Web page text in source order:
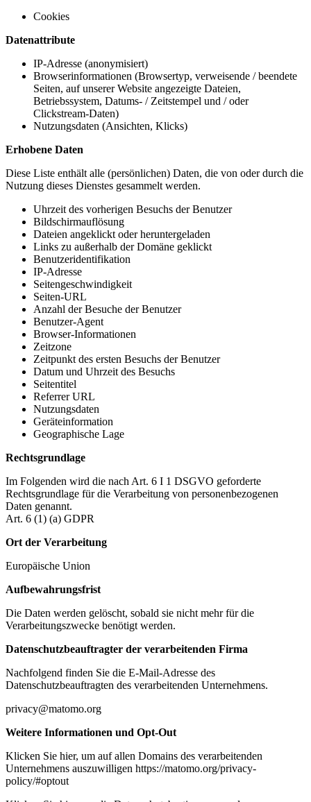
Cookies
Datenattribute
IP-Adresse (anonymisiert)
Browserinformationen (Browsertyp, verweisende / beendete
Seiten, auf unserer Website angezeigte Dateien,
Betriebssystem, Datums- / Zeitstempel und / oder
Clickstream-Daten)
Nutzungsdaten (Ansichten, Klicks)
Erhobene Daten
Diese Liste enthält alle (persönlichen) Daten, die von oder durch die
Nutzung dieses Dienstes gesammelt werden.
Uhrzeit des vorherigen Besuchs der Benutzer
Bildschirmauflösung
Dateien angeklickt oder heruntergeladen
Links zu außerhalb der Domäne geklickt
Benutzeridentifikation
IP-Adresse
Seitengeschwindigkeit
Seiten-URL
Anzahl der Besuche der Benutzer
Benutzer-Agent
Browser-Informationen
Zeitzone
Zeitpunkt des ersten Besuchs der Benutzer
Datum und Uhrzeit des Besuchs
Seitentitel
Referrer URL
Nutzungsdaten
Geräteinformation
Geographische Lage
Rechtsgrundlage
Im Folgenden wird die nach Art. 6 I 1 DSGVO geforderte
Rechtsgrundlage für die Verarbeitung von personenbezogenen
Daten genannt.
Art. 6 (1) (a) GDPR
Ort der Verarbeitung
Europäische Union
Aufbewahrungsfrist
Die Daten werden gelöscht, sobald sie nicht mehr für die
Verarbeitungszwecke benötigt werden.
Datenschutzbeauftragter der verarbeitenden Firma
Nachfolgend finden Sie die E-Mail-Adresse des
Datenschutzbeauftragten des verarbeitenden Unternehmens.
privacy@matomo.org
Weitere Informationen und Opt-Out
Klicken Sie hier, um auf allen Domains des verarbeitenden
Unternehmens auszuwilligen https://matomo.org/privacy-
policy/#optout